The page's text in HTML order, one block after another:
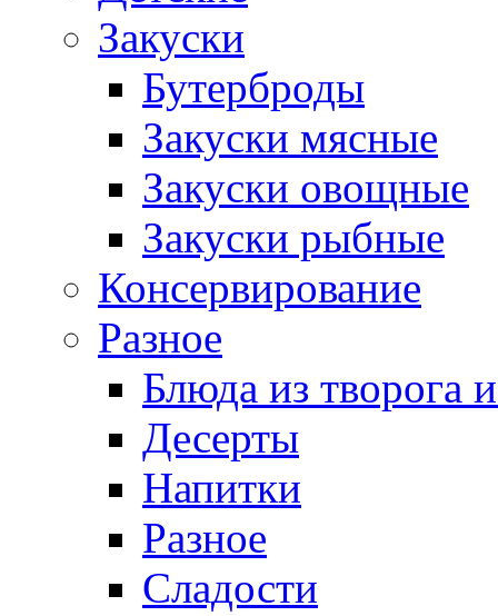
Закуски
Бутерброды
Закуски мясные
Закуски овощные
Закуски рыбные
Консервирование
Разное
Блюда из творога
Десерты
Напитки
Разное
Сладости